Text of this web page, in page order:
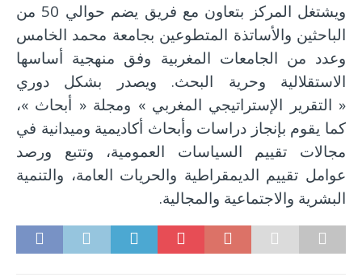
ويشتغل المركز بتعاون مع فريق يضم حوالي 50 من
الباحثين والأساتذة المتطوعين بجامعة محمد الخامس
وعدد من الجامعات المغربية وفق منهجية أساسها
الاستقلالية وحرية البحث. ويصدر بشكل دوري
« التقرير الإستراتيجي المغربي » ومجلة « أبحاث »،
كما يقوم بإنجاز دراسات وأبحاث أكاديمية وميدانية في
مجالات تقييم السياسات العمومية، وتتبع ورصد
عوامل تقييم الديمقراطية والحريات العامة، والتنمية
البشرية والاجتماعية والمجالية.